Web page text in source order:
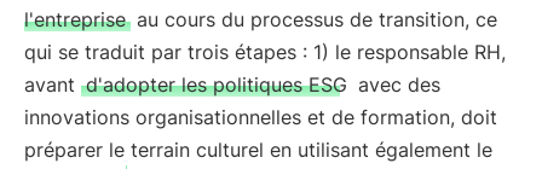
l'entreprise au cours du processus de transition, ce
qui se traduit par trois étapes : 1) le responsable RH,
avant d'adopter les politiques ESG avec des
innovations organisationnelles et de formation, doit
préparer le terrain culturel en utilisant également le